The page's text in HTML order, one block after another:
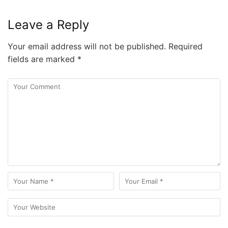
Leave a Reply
Your email address will not be published. Required
fields are marked *